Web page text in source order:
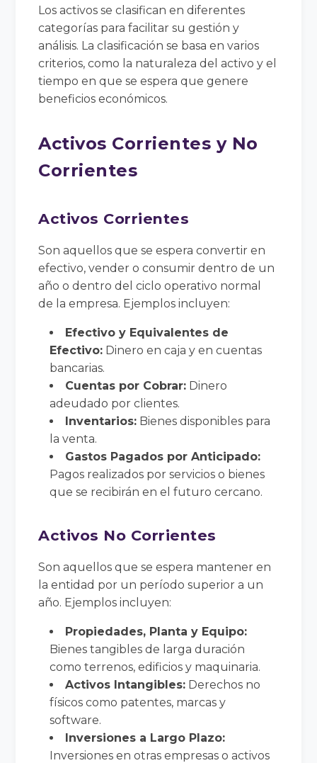
Los activos se clasifican en diferentes
categorías para facilitar su gestión y
análisis. La clasificación se basa en varios
criterios, como la naturaleza del activo y el
tiempo en que se espera que genere
beneficios económicos.
Activos Corrientes y No
Corrientes
Activos Corrientes
Son aquellos que se espera convertir en
efectivo, vender o consumir dentro de un
año o dentro del ciclo operativo normal
de la empresa. Ejemplos incluyen:
Efectivo y Equivalentes de
Efectivo: Dinero en caja y en cuentas
bancarias.
Cuentas por Cobrar: Dinero
adeudado por clientes.
Inventarios: Bienes disponibles para
la venta.
Gastos Pagados por Anticipado:
Pagos realizados por servicios o bienes
que se recibirán en el futuro cercano.
Activos No Corrientes
Son aquellos que se espera mantener en
la entidad por un período superior a un
año. Ejemplos incluyen:
Propiedades, Planta y Equipo:
Bienes tangibles de larga duración
como terrenos, edificios y maquinaria.
Activos Intangibles: Derechos no
físicos como patentes, marcas y
software.
Inversiones a Largo Plazo:
Inversiones en otras empresas o activos